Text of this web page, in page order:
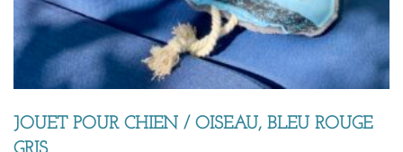
JOUET POUR CHIEN / OISEAU, BLEU ROUGE